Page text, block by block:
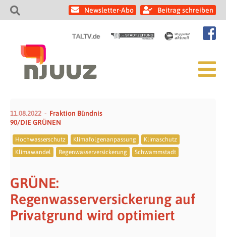
Newsletter-Abo Beitrag schreiben
11.08.2022
Fraktion Bündnis
90/DIE GRÜNEN
Hochwasserschutz Klimafolgenanpassung
Klimaschutz
Klimawandel
Regenwasserversickerung Schwammstadt
GRÜNE:
Regenwasserversickerung auf
Privatgrund wird optimiert